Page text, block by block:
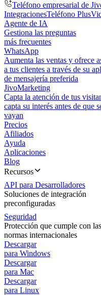
Teléfono empresarial de
IntegracionesTeléfono Plus
Agente de IA
Gestiona las preguntas
más frecuentes
WhatsApp
Aumenta las ventas y ofrece
a tus clientes a través de su
de mensajería preferida
JivoMarketing
Capta la atención de tus
capta su interés antes de que
vayan
Precios
Afiliados
Ayuda
Aplicaciones
Blog
Recursos
API para Desarrolladores
Soluciones de integración
preconfiguradas
Seguridad
Protección que cumple con las
normas internacionales
Descargar
para Windows
Descargar
para Mac
Descargar
para Linux